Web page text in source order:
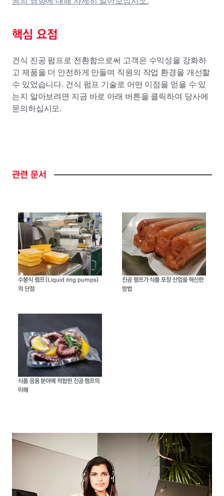
핵심 요점
건식 진공 펌프로 전환함으로써 고객은 수익성을 강화하
고 제품을 더 안전하게 만들며 직원의 작업 환경을 개선할
수 있었습니다. 건식 펌프 기술로 어떤 이점을 얻을 수 있
는지 알아보려면 지금 바로 아래 버튼을 클릭하여 당사에
문의하십시오.
관련 문서
수봉식 펌프 (Liquid ring pumps)
의 단점
진공 펌프가 식품 포장 산업을 혁신한
방법
식품 응용 분야에 적합한 진공 펌프의
이해